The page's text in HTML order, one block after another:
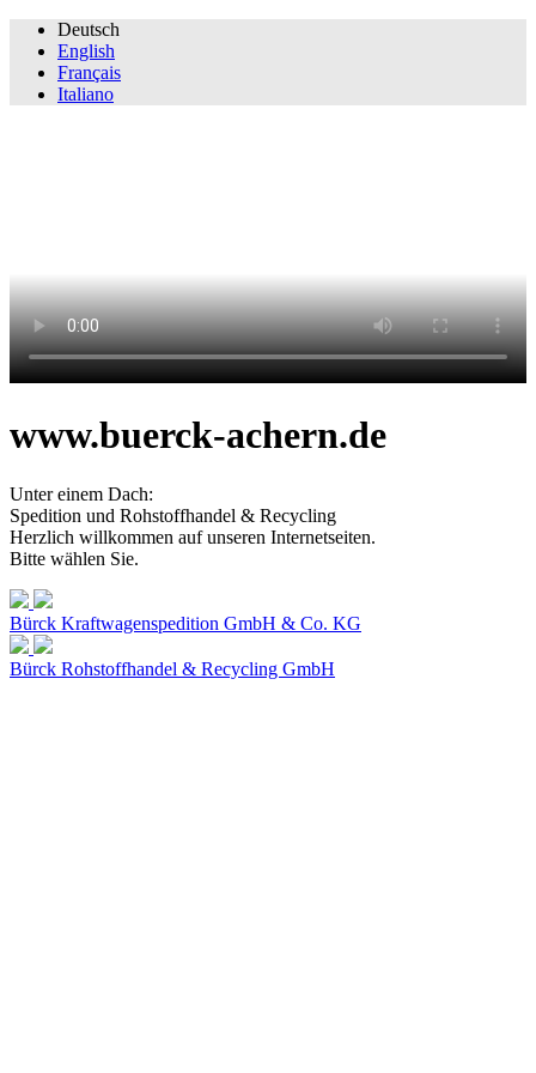
Deutsch
English
Français
Italiano
www.buerck-achern.de
Unter einem Dach:
Spedition und Rohstoffhandel & Recycling
Herzlich willkommen auf unseren Internetseiten.
Bitte wählen Sie.
Bürck Kraftwagenspedition GmbH & Co. KG
Bürck Rohstoffhandel & Recycling GmbH